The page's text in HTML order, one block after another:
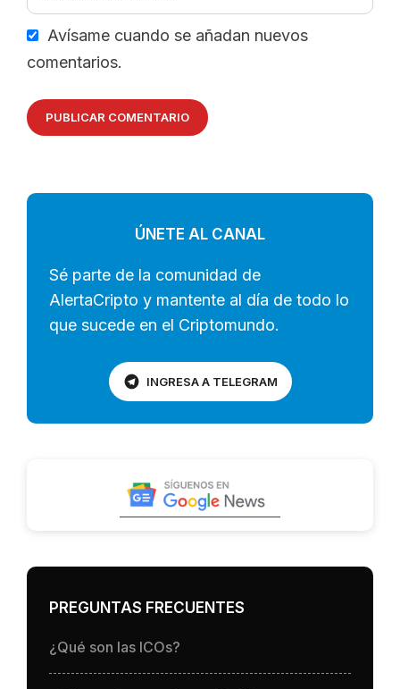
electrónico
Avísame cuando se añadan nuevos
comentarios.
ÚNETE AL CANAL
Sé parte de la comunidad de
AlertaCripto y mantente al día de todo lo
que sucede en el Criptomundo.
INGRESA A TELEGRAM
PREGUNTAS FRECUENTES
¿Qué son las ICOs?